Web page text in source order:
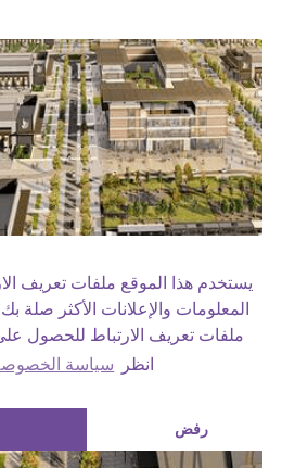
يستخدم هذا الموقع ملفات تعريف
المعلومات والإعلانات الأكثر صلة
ملفات تعريف الارتباط للحصول
انظر
سياسة
رفض